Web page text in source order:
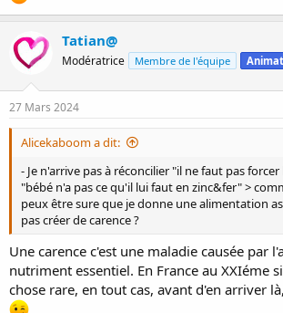
Tatian@
Modératrice Membre de l'équipe
27 Mars 2024
Alicekaboom a dit:
- Je n'arrive pas à réconcilier "il ne faut pas
"bébé n'a pas ce qu'il lui faut en zinc&fer" >
peux être sure que je donne une alimentation
pas créer de carence ?
Une carence c'est une maladie causée par
nutriment essentiel. En France au XXIéme
chose rare, en tout cas, avant d'en arriver